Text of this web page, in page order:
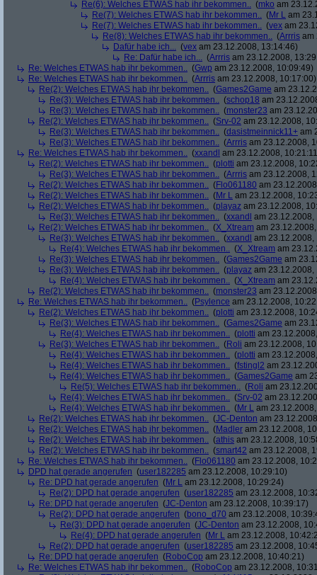
Re(6): Welches ETWAS hab ihr bekommen.. (mko am
Re(7): Welches ETWAS hab ihr bekommen.. (Mr L am
Re(7): Welches ETWAS hab ihr bekommen.. (vex am
Re(8): Welches ETWAS hab ihr bekommen.. (Arrris am
Dafür habe ich... (vex am 23.12.2008, 13:14:46)
Re: Dafür habe ich... (Arrris am 23.12.2008,
Re: Welches ETWAS hab ihr bekommen.. (Gwp am 23.12.2008, 10:09:49)
Re: Welches ETWAS hab ihr bekommen.. (Arrris am 23.12.2008, 10:17:00)
Re(2): Welches ETWAS hab ihr bekommen.. (Games2Game am
Re(3): Welches ETWAS hab ihr bekommen.. (schop18 am
Re(3): Welches ETWAS hab ihr bekommen.. (monster23 am
Re(2): Welches ETWAS hab ihr bekommen.. (Srv-02 am 23.12.2008,
Re(3): Welches ETWAS hab ihr bekommen.. (dasistmeinnick11+ am
Re(3): Welches ETWAS hab ihr bekommen.. (Arrris am 23.12.2008,
Re: Welches ETWAS hab ihr bekommen.. (xxandl am 23.12.2008,
Re(2): Welches ETWAS hab ihr bekommen.. (plotti am 23.12.2008,
Re(3): Welches ETWAS hab ihr bekommen.. (Arrris am 23.12.2008,
Re(2): Welches ETWAS hab ihr bekommen.. (Flo061180 am
Re(2): Welches ETWAS hab ihr bekommen.. (Mr L am 23.12.2008,
Re(2): Welches ETWAS hab ihr bekommen.. (playaz am 23.12.2008,
Re(3): Welches ETWAS hab ihr bekommen.. (xxandl am 23.12.2008,
Re(2): Welches ETWAS hab ihr bekommen.. (X_Xtream am
Re(3): Welches ETWAS hab ihr bekommen.. (xxandl am 23.12.2008,
Re(4): Welches ETWAS hab ihr bekommen.. (X_Xtream am
Re(3): Welches ETWAS hab ihr bekommen.. (Games2Game am
Re(3): Welches ETWAS hab ihr bekommen.. (playaz am 23.12.2008,
Re(4): Welches ETWAS hab ihr bekommen.. (X_Xtream am
Re(2): Welches ETWAS hab ihr bekommen.. (monster23 am
Re: Welches ETWAS hab ihr bekommen.. (Psylence am 23.12.2008,
Re(2): Welches ETWAS hab ihr bekommen.. (plotti am 23.12.2008,
Re(3): Welches ETWAS hab ihr bekommen.. (Games2Game am
Re(4): Welches ETWAS hab ihr bekommen.. (plotti am
Re(3): Welches ETWAS hab ihr bekommen.. (Roli am 23.12.2008,
Re(4): Welches ETWAS hab ihr bekommen.. (plotti am
Re(4): Welches ETWAS hab ihr bekommen.. (fstingl2 am
Re(4): Welches ETWAS hab ihr bekommen.. (Games2Game am
Re(5): Welches ETWAS hab ihr bekommen.. (Roli am
Re(4): Welches ETWAS hab ihr bekommen.. (Srv-02 am
Re(4): Welches ETWAS hab ihr bekommen.. (Mr L am
Re(2): Welches ETWAS hab ihr bekommen.. (JC-Denton am
Re(2): Welches ETWAS hab ihr bekommen.. (Madler am 23.12.2008,
Re(2): Welches ETWAS hab ihr bekommen.. (athis am 23.12.2008,
Re(2): Welches ETWAS hab ihr bekommen.. (smart42 am 23.12.2008,
Re: Welches ETWAS hab ihr bekommen.. (Flo061180 am 23.12.2008,
DPD hat gerade angerufen (user182285 am 23.12.2008, 10:29:10)
Re: DPD hat gerade angerufen (Mr L am 23.12.2008, 10:29:24)
Re(2): DPD hat gerade angerufen (user182285 am 23.12.2008,
Re: DPD hat gerade angerufen (JC-Denton am 23.12.2008, 10:39:17)
Re(2): DPD hat gerade angerufen (bono_d70 am 23.12.2008,
Re(3): DPD hat gerade angerufen (JC-Denton am 23.12.2008,
Re(4): DPD hat gerade angerufen (Mr L am 23.12.2008,
Re(2): DPD hat gerade angerufen (user182285 am 23.12.2008,
Re: DPD hat gerade angerufen (RoboCop am 23.12.2008, 10:40:21)
Re: Welches ETWAS hab ihr bekommen.. (RoboCop am 23.12.2008,